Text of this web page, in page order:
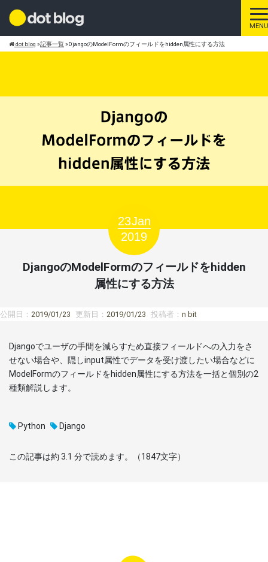
MENU
dot blog »記事一覧»DjangoのModelFormのフィールドをhidden属性にする方法
23Jan
2019
DjangoのModelFormのフィールドをhidden
属性にする方法
公開日： 2019/01/23 更新日： 2019/01/23 投稿者： n bit
Djangoでユーザの手間を減らすため直接フィールドへの入力をさ
せない場合や、隠しinput属性でデータを受け渡したい場合などに
ModelFormのフィールドをhidden属性にする方法を一括と個別の2
種類解説します。
Python Django
この記事は約 3.1 分で読めます。（1847文字）